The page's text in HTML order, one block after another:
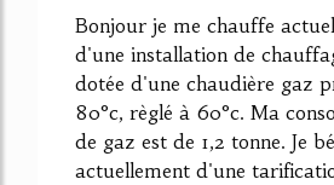
Bonjour je me chauffe
d'une installation de
dotée d'une chaudière gaz
80°c, règlé à 60°c. Ma
de gaz est de 1,2 tonne. Je
actuellement d'une